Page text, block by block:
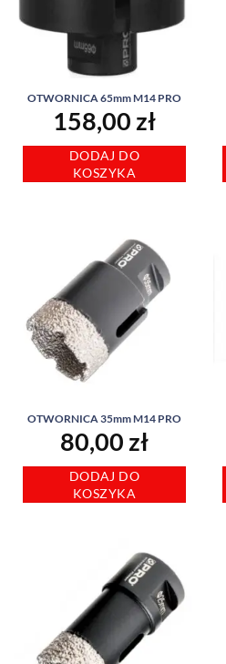
OTWORNICA 65mm M14 PRO
158,00 zł
DODAJ DO
KOSZYKA
OTWORNICA 35mm M14 PRO
80,00 zł
DODAJ DO
KOSZYKA